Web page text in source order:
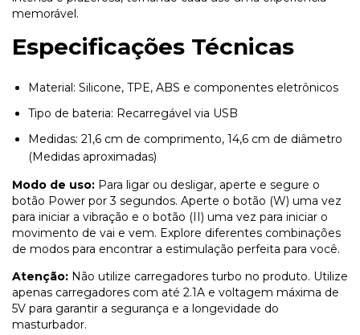
memorável.
Especificações Técnicas
Material: Silicone, TPE, ABS e componentes eletrônicos
Tipo de bateria: Recarregável via USB
Medidas: 21,6 cm de comprimento, 14,6 cm de diâmetro
(Medidas aproximadas)
Modo de uso: Para ligar ou desligar, aperte e segure o
botão Power por 3 segundos. Aperte o botão (W) uma vez
para iniciar a vibração e o botão (II) uma vez para iniciar o
movimento de vai e vem. Explore diferentes combinações
de modos para encontrar a estimulação perfeita para você.
Atenção: Não utilize carregadores turbo no produto. Utilize
apenas carregadores com até 2.1A e voltagem máxima de
5V para garantir a segurança e a longevidade do
masturbador.